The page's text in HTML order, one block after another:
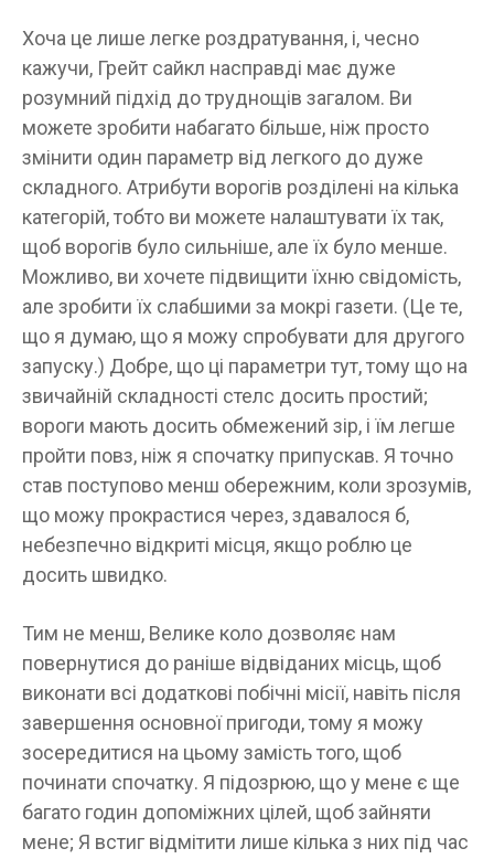
Хоча це лише легке роздратування, і, чесно
кажучи, Грейт сайкл насправді має дуже
розумний підхід до труднощів загалом. Ви
можете зробити набагато більше, ніж просто
змінити один параметр від легкого до дуже
складного. Атрибути ворогів розділені на кілька
категорій, тобто ви можете налаштувати їх так,
щоб ворогів було сильніше, але їх було менше.
Можливо, ви хочете підвищити їхню свідомість,
але зробити їх слабшими за мокрі газети. (Це те,
що я думаю, що я можу спробувати для другого
запуску.) Добре, що ці параметри тут, тому що на
звичайній складності стелс досить простий;
вороги мають досить обмежений зір, і їм легше
пройти повз, ніж я спочатку припускав. Я точно
став поступово менш обережним, коли зрозумів,
що можу прокрастися через, здавалося б,
небезпечно відкриті місця, якщо роблю це
досить швидко.
Тим не менш, Велике коло дозволяє нам
повернутися до раніше відвіданих місць, щоб
виконати всі додаткові побічні місії, навіть після
завершення основної пригоди, тому я можу
зосередитися на цьому замість того, щоб
починати спочатку. Я підозрюю, що у мене є ще
багато годин допоміжних цілей, щоб зайняти
мене; Я встиг відмітити лише кілька з них під час